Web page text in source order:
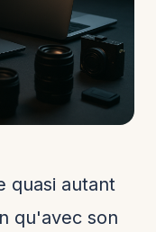
quasi autant
qu'avec son